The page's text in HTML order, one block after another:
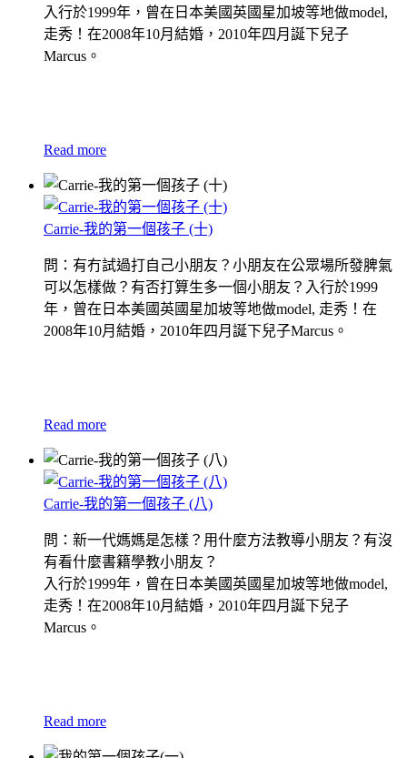
入行於1999年，曾在日本美國英國星加坡等地做model,
走秀！在2008年10月結婚，2010年四月誕下兒子
Marcus。
Read more
Carrie-我的第一個孩子 (十)
問：有冇試過打自己小朋友？小朋友在公眾場所發脾氣
可以怎樣做？有否打算生多一個小朋友？入行於1999
年，曾在日本美國英國星加坡等地做model, 走秀！在
2008年10月結婚，2010年四月誕下兒子Marcus。
Read more
Carrie-我的第一個孩子 (八)
問：新一代媽媽是怎樣？用什麼方法教導小朋友？有沒
有看什麼書籍學教小朋友？
入行於1999年，曾在日本美國英國星加坡等地做model,
走秀！在2008年10月結婚，2010年四月誕下兒子
Marcus。
Read more